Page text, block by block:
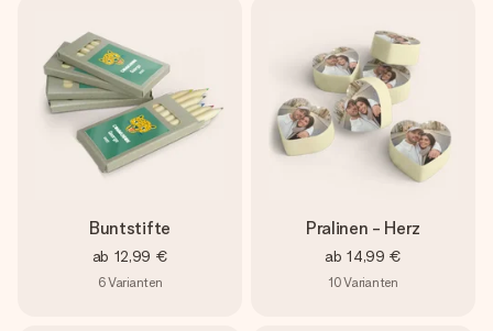
Buntstifte
ab 12,99 €
6Varianten
Pralinen - Herz
ab 14,99 €
10Varianten